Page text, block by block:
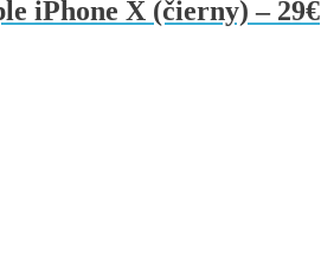
iPhone X (čierny) – 29€